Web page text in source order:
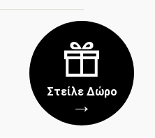
Στείλε Δώρο
→